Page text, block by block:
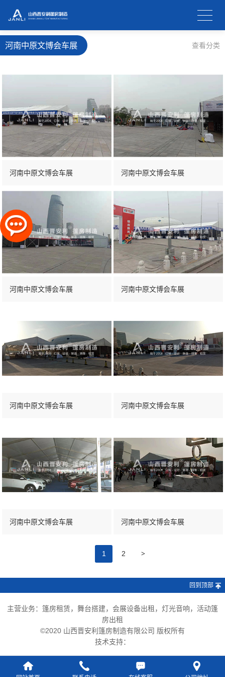
河南中原文博会车展 查看分类
河南中原文博会车展 河南中原文博会车展
河南中原文博会车展 河南中原文博会车展
河南中原文博会车展 河南中原文博会车展
河南中原文博会车展 河南中原文博会车展
1 2 >
回到顶部
主营业务：篷房租赁，舞台搭建，会展设备出租，灯光音响，活动篷
房出租
©2020 山西晋安利篷房制造有限公司 版权所有
技术支持：